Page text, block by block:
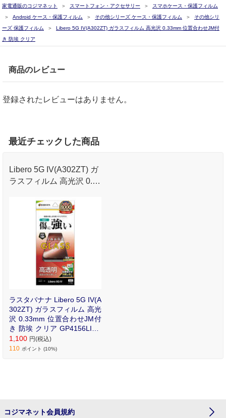
家電通販のコジマネット スマートフォン・アクセサリー
スマホケース・保護フィルム
Android ケース・保護フィルム
その他シリーズ ケース・保護フィルム
その他シリ
ーズ 保護フィルム
Libero 5G IV(A302ZT) ガラスフィルム 高光沢 0.33mm 位置合わせJM付
き 防埃 クリア
商品のレビュー
登録されたレビューはありません。
最近チェックした商品
Libero 5G IV(A302ZT) ガ
ラスフィルム 高光沢 0.33
埃 クリア
ラスタバナナ Libero 5G IV(A
302ZT) ガラスフィルム 高光
沢 0.33mm 位置合わせJM付
き 防埃 クリア GP4156LI5G
41,100 円(税込)
110 ポイント (10%)
コジマネット会員規約